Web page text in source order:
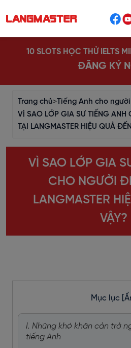
10 SLOTS HỌC THỬ IELTS
ĐĂNG KÝ
Trang chủ>Tiếng Anh cho
VÌ SAO LỚP GIA SƯ TIẾNG ANH
TẠI LANGMASTER HIỆU QUẢ
VÌ SAO LỚP GIA
CHO NGƯỜI
LANGMASTER
VẬY?
Mục lục
I. Những khó khăn cản trở
tiếng Anh